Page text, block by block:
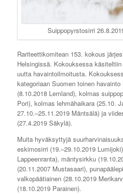
Suippopyrstosirri
Rariteettikomitean 153. kokous
Helsingissä. Kokouksessa
uutta havaintoilmoitusta.
kategoriaan Suomen toinen havainto
(8.10.2018 Lemland), kolmas
Pori), kolmas lehmähaikara (25.10.
27.10.–25.11.2019 Mäntsälä) ja
(27.4.2019 Säkylä).
Muita hyväksyttyjä
eskimosirri (19.–29.10.2019
Lappeenranta), mäntysirkku
(20.11.2007 Mustasaari),
valkopäätiainen (28.10.2019
(18.10.2019 Parainen).